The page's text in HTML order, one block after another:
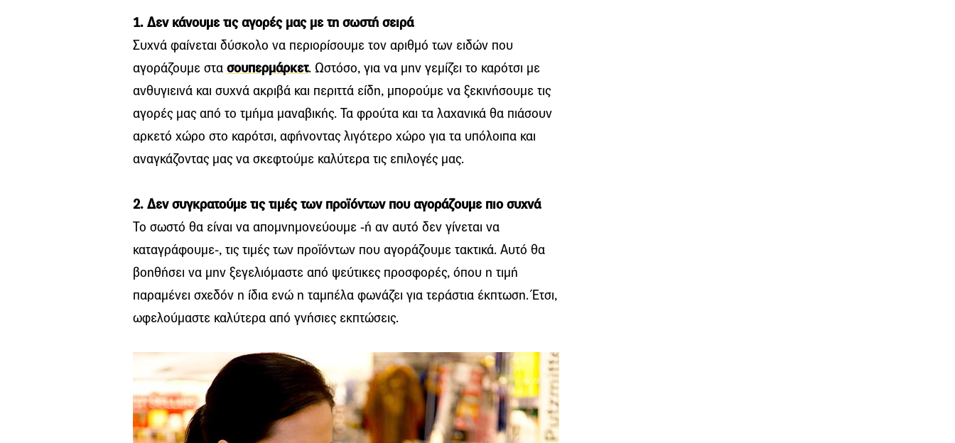
1. Δεν κάνουμε τις αγορές μας με τη σωστή σειρά
Συχνά φαίνεται δύσκολο να περιορίσουμε τον αριθμό των ειδών που
αγοράζουμε στα σουπερμάρκετ. Ωστόσο, για να μην γεμίζει το καρότσι με
ανθυγιεινά και συχνά ακριβά και περιττά είδη, μπορούμε να ξεκινήσουμε τις
αγορές μας από το τμήμα μαναβικής. Τα φρούτα και τα λαχανικά θα πιάσουν
αρκετό χώρο στο καρότσι, αφήνοντας λιγότερο χώρο για τα υπόλοιπα και
αναγκάζοντας μας να σκεφτούμε καλύτερα τις επιλογές μας.
2. Δεν συγκρατούμε τις τιμές των προϊόντων που αγοράζουμε πιο συχνά
Το σωστό θα είναι να απομνημονεύουμε -ή αν αυτό δεν γίνεται να
καταγράφουμε-, τις τιμές των προϊόντων που αγοράζουμε τακτικά. Αυτό θα
βοηθήσει να μην ξεγελιόμαστε από ψεύτικες προσφορές, όπου η τιμή
παραμένει σχεδόν η ίδια ενώ η ταμπέλα φωνάζει για τεράστια έκπτωση. Έτσι,
ωφελούμαστε καλύτερα από γνήσιες εκπτώσεις.